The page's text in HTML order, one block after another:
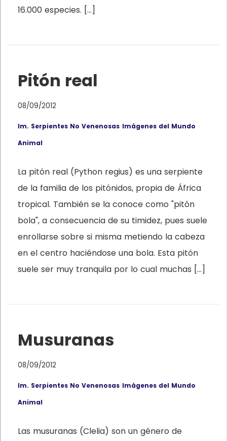
16.000 especies. […]
Pitón real
08/09/2012
Im. Serpientes No Venenosas Imágenes del Mundo
Animal
La pitón real (Python regius) es una serpiente
de la familia de los pitónidos, propia de África
tropical. También se la conoce como "pitón
bola", a consecuencia de su timidez, pues suele
enrollarse sobre si misma metiendo la cabeza
en el centro haciéndose una bola. Esta pitón
suele ser muy tranquila por lo cual muchas […]
Musuranas
08/09/2012
Im. Serpientes No Venenosas Imágenes del Mundo
Animal
Las musuranas (Clelia) son un género de